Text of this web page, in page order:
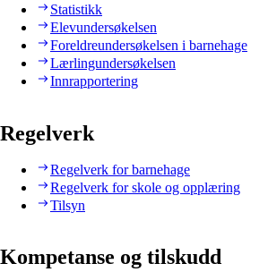
Statistikk
Elevundersøkelsen
Foreldreundersøkelsen i barnehage
Lærlingundersøkelsen
Innrapportering
Regelverk
Regelverk for barnehage
Regelverk for skole og opplæring
Tilsyn
Kompetanse og tilskudd